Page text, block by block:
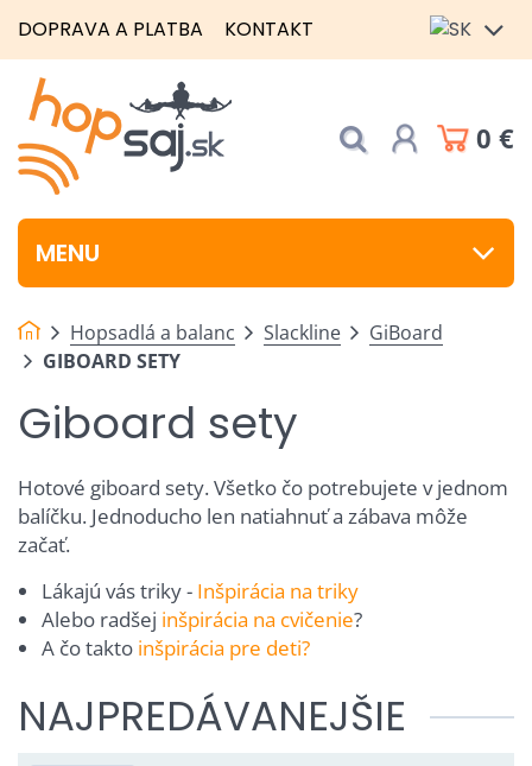
DOPRAVA A PLATBA KONTAKT
0 €
MENU
Hopsadlá a balanc Slackline
GiBoard
GIBOARD SETY
Giboard sety
Hotové giboard sety. Všetko čo potrebujete v jednom
balíčku. Jednoducho len natiahnuť a zábava môže
začať.
Lákajú vás triky - Inšpirácia na triky
Alebo radšej inšpirácia na cvičenie?
A čo takto inšpirácia pre deti?
NAJPREDÁVANEJŠIE